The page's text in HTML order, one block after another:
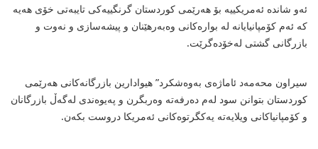
ئەو شاندە ئەمریكییە بۆ هەرێمی كوردستان گرنگییەكی تایبەتی خۆی هەیە
كە ئەم كۆمپانیایانە لە بوارەكانی وەبەرهێنان و پیشەسازی و نەوت و
بازرگانی گشتی لەخۆدەگرێت.
سیراون محەمەد ئاماژەی بەوەشكرد” هیوادارین بازرگانەكانی هەرێمی
كوردستان بتوانن سود لەم دەرفەتە وەربگرن و پەیوەندی لەگەڵ بازرگانان
و كۆمپانیاكانی ویلایەتە یەكگرتوەكانی ئەمریكا دروست بكەن.